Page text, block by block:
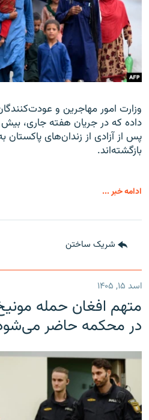
وزارت امور مهاجرین و
پس از آزادی از زندان‌های پاکستان
بازگشته‌اند.
ادامه خبر ...
شریک ساختن
اسد ۱۵, ۱۴۰۵
متهم افغان حمله
در محکمه حاضر